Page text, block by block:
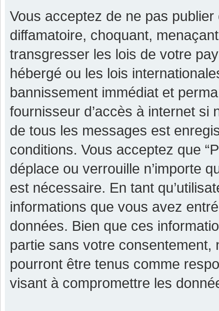
Vous acceptez de ne pas
diffamatoire, choquant,
transgresser les lois de votre
hébergé ou les lois
bannissement immédiat et
fournisseur d’accès à internet si
de tous les messages est
conditions. Vous acceptez que
déplace ou verrouille n’importe
est nécessaire. En tant
informations que vous avez
données. Bien que ces
partie sans votre consentement,
pourront être tenus comme
visant à compromettre les